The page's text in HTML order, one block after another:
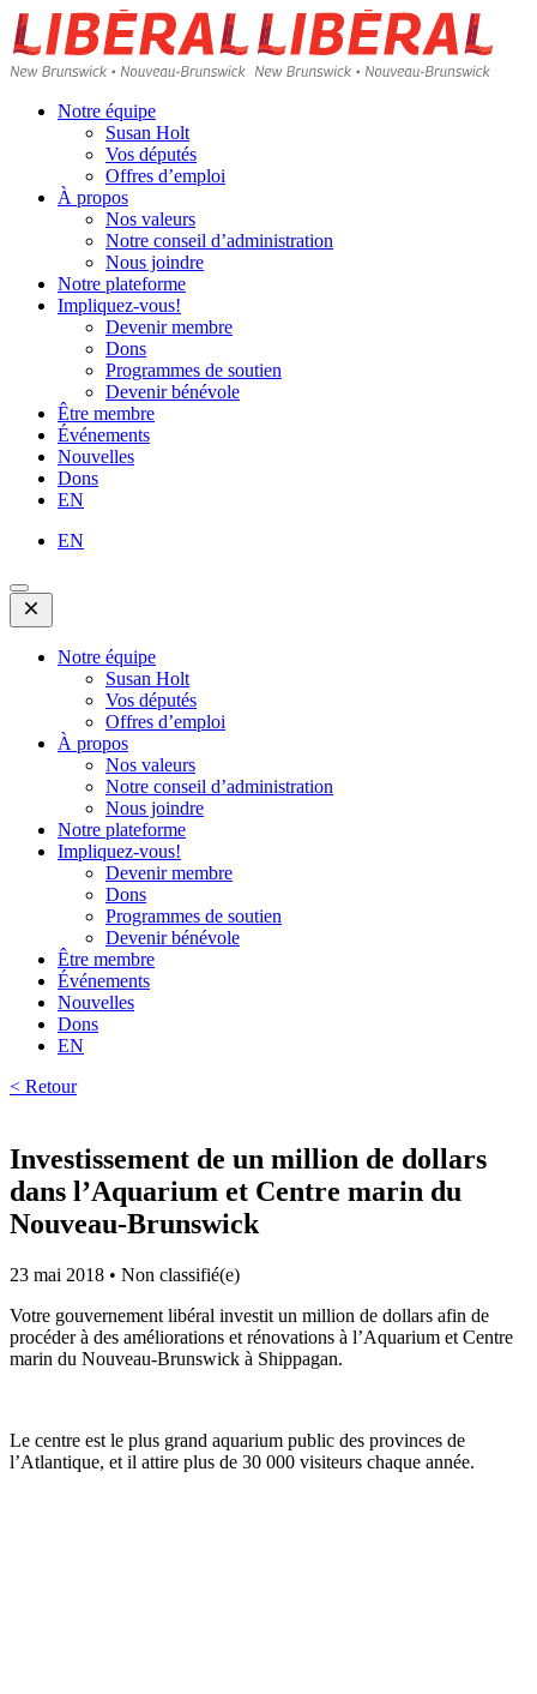
Skip
to
content
Homepage
Link
Notre équipe
Susan Holt
Vos députés
Offres d’emploi
À propos
Nos valeurs
Notre conseil d’administration
Nous joindre
Notre plateforme
Impliquez-vous!
Devenir membre
Dons
Programmes de soutien
Devenir bénévole
Être membre
Événements
Nouvelles
Dons
EN
EN
Open
Mobile
Menu
Notre équipe
Susan Holt
Vos députés
Offres d’emploi
À propos
Nos valeurs
Notre conseil d’administration
Nous joindre
Notre plateforme
Impliquez-vous!
Devenir membre
Dons
Programmes de soutien
Devenir bénévole
Être membre
Événements
Nouvelles
Dons
EN
< Retour
Investissement de un million de dollars
dans l’Aquarium et Centre marin du
Nouveau-Brunswick
23 mai 2018 • Non classifié(e)
Votre gouvernement libéral investit un million de dollars afin de
procéder à des améliorations et rénovations à l’Aquarium et Centre
marin du Nouveau-Brunswick à Shippagan.
Le centre est le plus grand aquarium public des provinces de
l’Atlantique, et il attire plus de 30 000 visiteurs chaque année.